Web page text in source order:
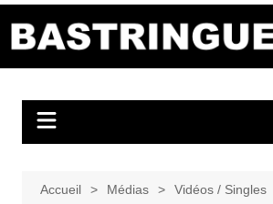
Accueil Médias
Vidéos / Singles